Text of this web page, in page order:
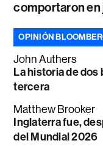
comportaron en
OPINIÓN
John Authers
La historia de dos
tercera
Matthew Brooker
Inglaterra fue,
del Mundial 2026